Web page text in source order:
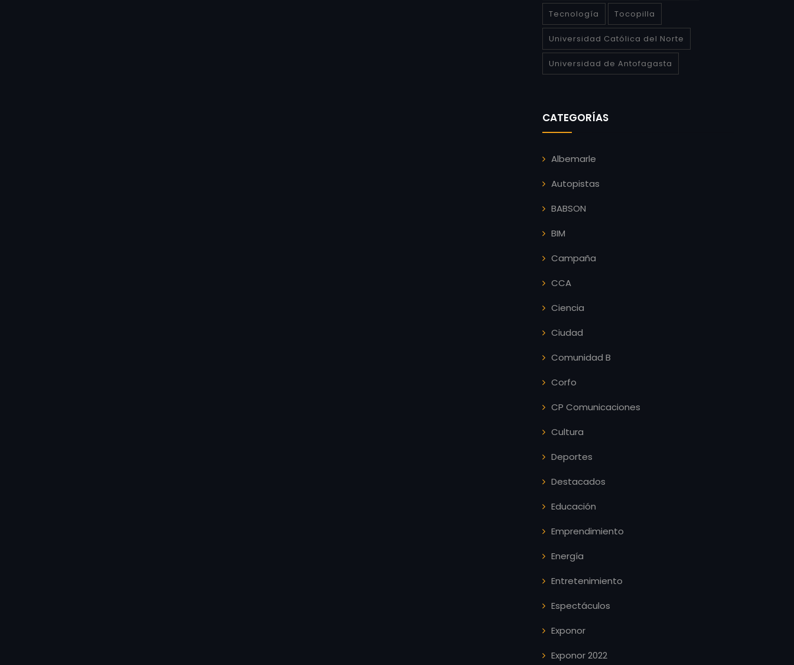
Tecnología Tocopilla
Universidad Católica del Norte
Universidad de Antofagasta
CATEGORÍAS
Albemarle
Autopistas
BABSON
BIM
Campaña
CCA
Ciencia
Ciudad
Comunidad B
Corfo
CP Comunicaciones
Cultura
Deportes
Destacados
Educación
Emprendimiento
Energía
Entretenimiento
Espectáculos
Exponor
Exponor 2022